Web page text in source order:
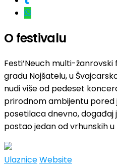
O festivalu
Festi’Neuch multi-
gradu Nojšatelu, u
nudi više od pedeset
prirodnom ambijentu pored
posetilaca dnevno, događaj
postao jedan od vrhunskih u
UlazniceWebsite